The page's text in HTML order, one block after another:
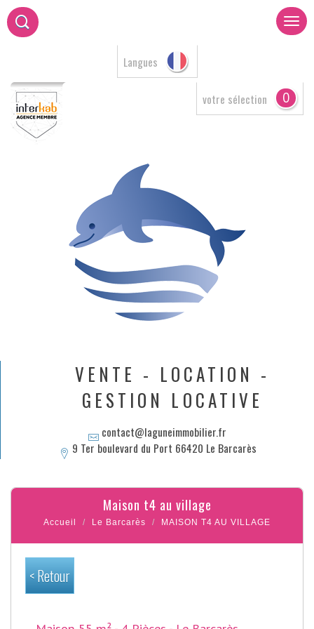
Langues
votre sélection 0
VENTE - LOCATION -
GESTION LOCATIVE
contact@laguneimmobilier.fr
9 Ter boulevard du Port 66420 Le Barcarès
maison t4 au village
Accueil Le Barcarès MAISON T4 AU VILLAGE
< Retour